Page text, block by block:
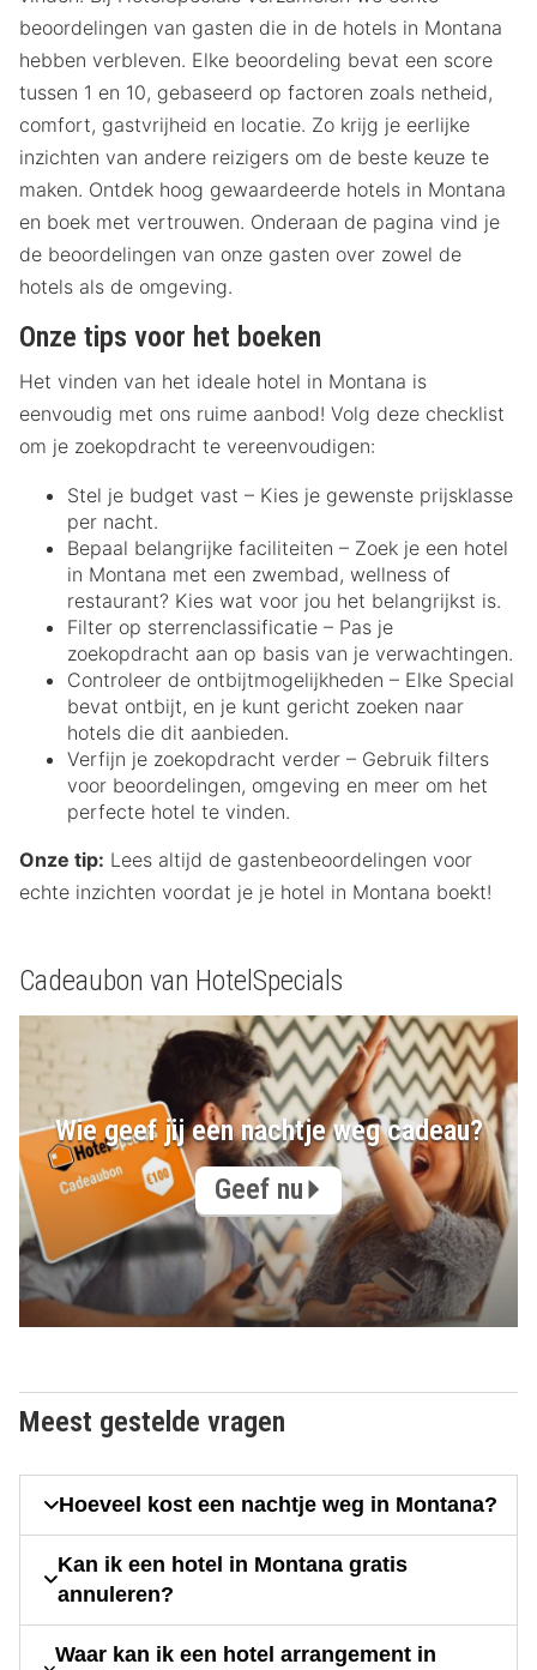
beoordelingen van gasten die in de hotels in Montana
hebben verbleven. Elke beoordeling bevat een score
tussen 1 en 10, gebaseerd op factoren zoals netheid,
comfort, gastvrijheid en locatie. Zo krijg je eerlijke
inzichten van andere reizigers om de beste keuze te
maken. Ontdek hoog gewaardeerde hotels in Montana
en boek met vertrouwen. Onderaan de pagina vind je
de beoordelingen van onze gasten over zowel de
hotels als de omgeving.
Onze tips voor het boeken
Het vinden van het ideale hotel in Montana is
eenvoudig met ons ruime aanbod! Volg deze checklist
om je zoekopdracht te vereenvoudigen:
Stel je budget vast – Kies je gewenste prijsklasse
per nacht.
Bepaal belangrijke faciliteiten – Zoek je een hotel
in Montana met een zwembad, wellness of
restaurant? Kies wat voor jou het belangrijkst is.
Filter op sterrenclassificatie – Pas je
zoekopdracht aan op basis van je verwachtingen.
Controleer de ontbijtmogelijkheden – Elke Special
bevat ontbijt, en je kunt gericht zoeken naar
hotels die dit aanbieden.
Verfijn je zoekopdracht verder – Gebruik filters
voor beoordelingen, omgeving en meer om het
perfecte hotel te vinden.
Onze tip: Lees altijd de gastenbeoordelingen voor
echte inzichten voordat je je hotel in Montana boekt!
Cadeaubon van HotelSpecials
Wie geef jij een nachtje weg cadeau?
Geef nu
Meest gestelde vragen
Hoeveel kost een nachtje weg in Montana?
Kan ik een hotel in Montana gratis
annuleren?
Waar kan ik een hotel arrangement in